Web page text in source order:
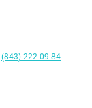
(843) 222 09 84